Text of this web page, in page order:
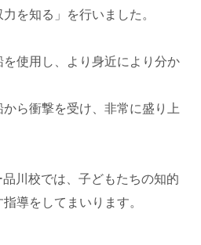
を知る」を行いました。
使用し、より身近により分か
ら衝撃を受け、非常に盛り上
川校では、子どもたちの知的
導をしてまいります。